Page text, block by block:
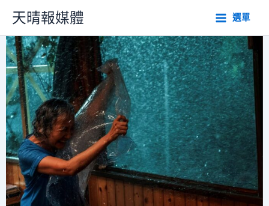
主
要
內
容
天晴報媒體 選單